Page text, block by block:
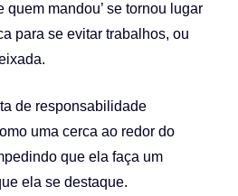
quem mandou’ se tornou lugar
para se evitar trabalhos, ou
de responsabilidade
uma cerca ao redor do
que ela faça um
ela se destaque.